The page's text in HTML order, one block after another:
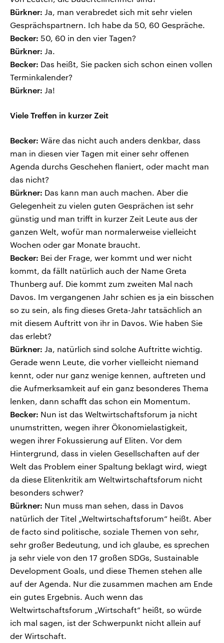
Bürkner: Ja, man verabredet sich mit sehr vielen
Gesprächspartnern. Ich habe da 50, 60 Gespräche.
Becker: 50, 60 in den vier Tagen?
Bürkner: Ja.
Becker: Das heißt, Sie packen sich schon einen vollen
Terminkalender?
Bürkner: Ja!
Viele Treffen in kurzer Zeit
Becker: Wäre das nicht auch anders denkbar, dass
man in diesen vier Tagen mit einer sehr offenen
Agenda durchs Geschehen flaniert, oder macht man
das nicht?
Bürkner: Das kann man auch machen. Aber die
Gelegenheit zu vielen guten Gesprächen ist sehr
günstig und man trifft in kurzer Zeit Leute aus der
ganzen Welt, wofür man normalerweise vielleicht
Wochen oder gar Monate braucht.
Becker: Bei der Frage, wer kommt und wer nicht
kommt, da fällt natürlich auch der Name Greta
Thunberg auf. Die kommt zum zweiten Mal nach
Davos. Im vergangenen Jahr schien es ja ein bisschen
so zu sein, als fing dieses Greta-Jahr tatsächlich an
mit diesem Auftritt von ihr in Davos. Wie haben Sie
das erlebt?
Bürkner: Ja, natürlich sind solche Auftritte wichtig.
Gerade wenn Leute, die vorher vielleicht niemand
kennt, oder nur ganz wenige kennen, auftreten und
die Aufmerksamkeit auf ein ganz besonderes Thema
lenken, dann schafft das schon ein Momentum.
Becker: Nun ist das Weltwirtschaftsforum ja nicht
unumstritten, wegen ihrer Ökonomielastigkeit,
wegen ihrer Fokussierung auf Eliten. Vor dem
Hintergrund, dass in vielen Gesellschaften auf der
Welt das Problem einer Spaltung beklagt wird, wiegt
da diese Elitenkritik am Weltwirtschaftsforum nicht
besonders schwer?
Bürkner: Nun muss man sehen, dass in Davos
natürlich der Titel „Weltwirtschaftsforum“ heißt. Aber
de facto sind politische, soziale Themen von sehr,
sehr großer Bedeutung, und ich glaube, es sprechen
ja sehr viele von den 17 großen SDGs, Sustainable
Development Goals, und diese Themen stehen alle
auf der Agenda. Nur die zusammen machen am Ende
ein gutes Ergebnis. Auch wenn das
Weltwirtschaftsforum „Wirtschaft“ heißt, so würde
ich mal sagen, ist der Schwerpunkt nicht allein auf
der Wirtschaft.